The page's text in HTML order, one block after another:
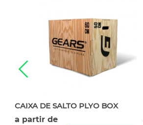
CAIXA DE SALTO PLYO BOX
a partir de